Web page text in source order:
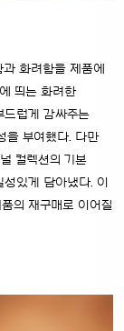
화려함을 제품에
띄는 화려한
드럽게 감싸주는
을 부여했다. 다만
컬렉션의 기본
있게 담아냈다. 이
의 재구매로 이어질